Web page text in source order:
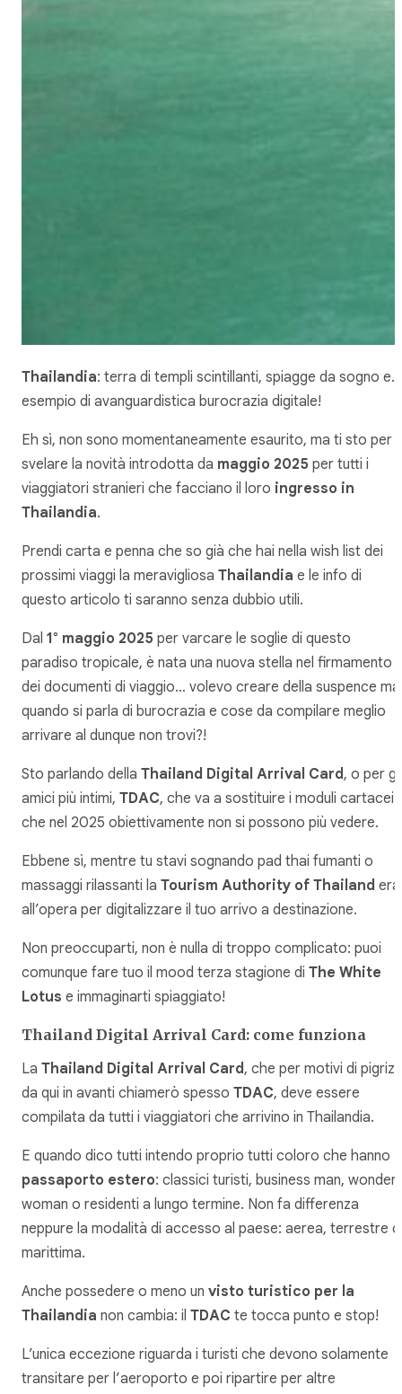
Thailandia: terra di templi scintillanti, spiagge da sogno e…
esempio di avanguardistica burocrazia digitale!
Eh sì, non sono momentaneamente esaurito, ma ti sto per
svelare la novità introdotta da maggio 2025 per tutti i
viaggiatori stranieri che facciano il loro ingresso in
Thailandia.
Prendi carta e penna che so già che hai nella wish list dei
prossimi viaggi la meravigliosa Thailandia e le info di
questo articolo ti saranno senza dubbio utili.
Dal 1° maggio 2025 per varcare le soglie di questo
paradiso tropicale, è nata una nuova stella nel firmamento
dei documenti di viaggio… volevo creare della suspence ma
quando si parla di burocrazia e cose da compilare meglio
arrivare al dunque non trovi?!
Sto parlando della Thailand Digital Arrival Card , o per gli
amici più intimi, TDAC, che va a sostituire i moduli cartacei
che nel 2025 obiettivamente non si possono più vedere.
Ebbene sì, mentre tu stavi sognando pad thai fumanti o
massaggi rilassanti la Tourism Authority of Thailand era
all’opera per digitalizzare il tuo arrivo a destinazione.
Non preoccuparti, non è nulla di troppo complicato: puoi
comunque fare tuo il mood terza stagione di The White
Lotus e immaginarti spiaggiato!
Thailand Digital Arrival Card: come funziona
La Thailand Digital Arrival Card, che per motivi di
da qui in avanti chiamerò spesso TDAC, deve essere
compilata da tutti i viaggiatori che arrivino in Thailandia.
E quando dico tutti intendo proprio tutti coloro che hanno
passaporto estero: classici turisti, business man, wonder
woman o residenti a lungo termine. Non fa differenza
neppure la modalità di accesso al paese: aerea, terrestre o
marittima.
Anche possedere o meno un visto turistico per la
Thailandia non cambia: il TDAC te tocca punto e stop!
L’unica eccezione riguarda i turisti che devono solamente
transitare per l’aeroporto e poi ripartire per altre